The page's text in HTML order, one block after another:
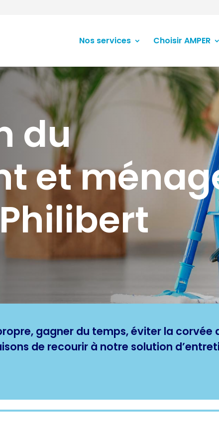
Nos services Choisir AMPER
du
et
gagner du temps, éviter la corvée
de recourir à notre solution